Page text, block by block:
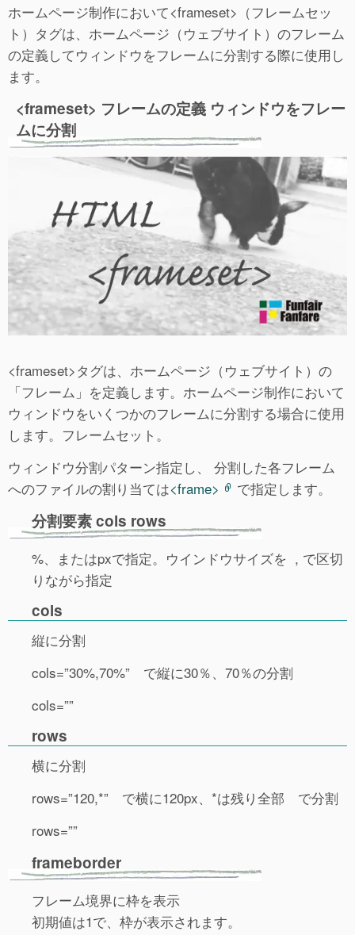
ホームページ制作において<frameset>（フレームセッ
ト）タグは、ホームページ（ウェブサイト）のフレーム
の定義してウィンドウをフレームに分割する際に使用し
ます。
<frameset> フレームの定義 ウィンドウをフレー
ムに分割
<frameset>タグは、ホームページ（ウェブサイト）の
「フレーム」を定義します。ホームページ制作において
ウィンドウをいくつかのフレームに分割する場合に使用
します。フレームセット。
ウィンドウ分割パターン指定し、 分割した各フレーム
へのファイルの割り当ては<frame> で指定します。
分割要素 cols rows
%、またはpxで指定。ウインドウサイズを , で区切
りながら指定
cols
縦に分割
cols=”30%,70%” で縦に30％、70％の分割
cols=””
rows
横に分割
rows=”120,*” で横に120px、*は残り全部 で分割
rows=””
frameborder
フレーム境界に枠を表示
初期値は1で、枠が表示されます。